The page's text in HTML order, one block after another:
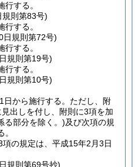
する。
規則第83号)
する。
日規則第72号)
する。
規則第19号)
する。
規則第10号)
から施行する。 ただし、附
出しを付し、附則に3項を加
る部分を除く。)及び次項の規
の規定は、平成15年2月3日
規則第69号抄)